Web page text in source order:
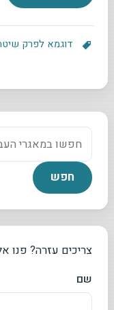
דוגמא לפרק
צריכים עזרה? פנו
שם